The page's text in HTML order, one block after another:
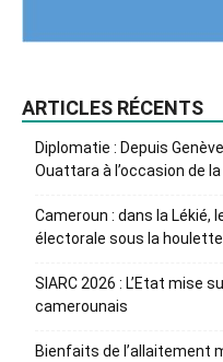
ARTICLES RÉCENTS
Diplomatie : Depuis
Ouattara à l’occasion de
Cameroun : dans la Lékié,
électorale sous la houlette
SIARC 2026 : L’Etat mise
camerounais
Bienfaits de l’allaitement